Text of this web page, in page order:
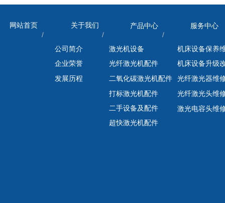
网站首页 产品中心
关于我们 服务中心
光纤激光头维
机床设备升级
二手设备及配件
打标激光机配件
二氧化碳激光机配件
光纤激光机配件
激光机设备
发展历程
企业荣誉
公司简介
/ / /
超快激光机配件
激光电容头维
机床设备保养
光纤激光器维